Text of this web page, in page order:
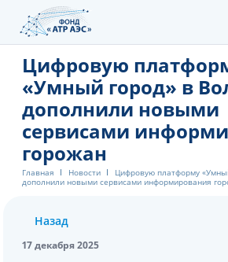
Цифровую
«Умный город» в
дополнили новыми
сервисами
горожан
Главная Новости
Цифровую платформу
дополнили новыми сервисами информирования
Назад
17 декабря 2025